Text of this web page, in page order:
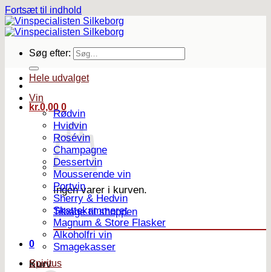
Fortsæt til indhold
Søg efter:
kr.0,00 0
Ingen varer i kurven.
Tilbage til shoppen
0
Kurv
Hele udvalget
Vin
Rødvin
Hvidvin
Rosévin
Champagne
Dessertvin
Mousserende vin
Portvin
Sherry & Hedvin
Skattekammeret
Magnum & Store Flasker
Alkoholfri vin
Smagekasser
Spiritus